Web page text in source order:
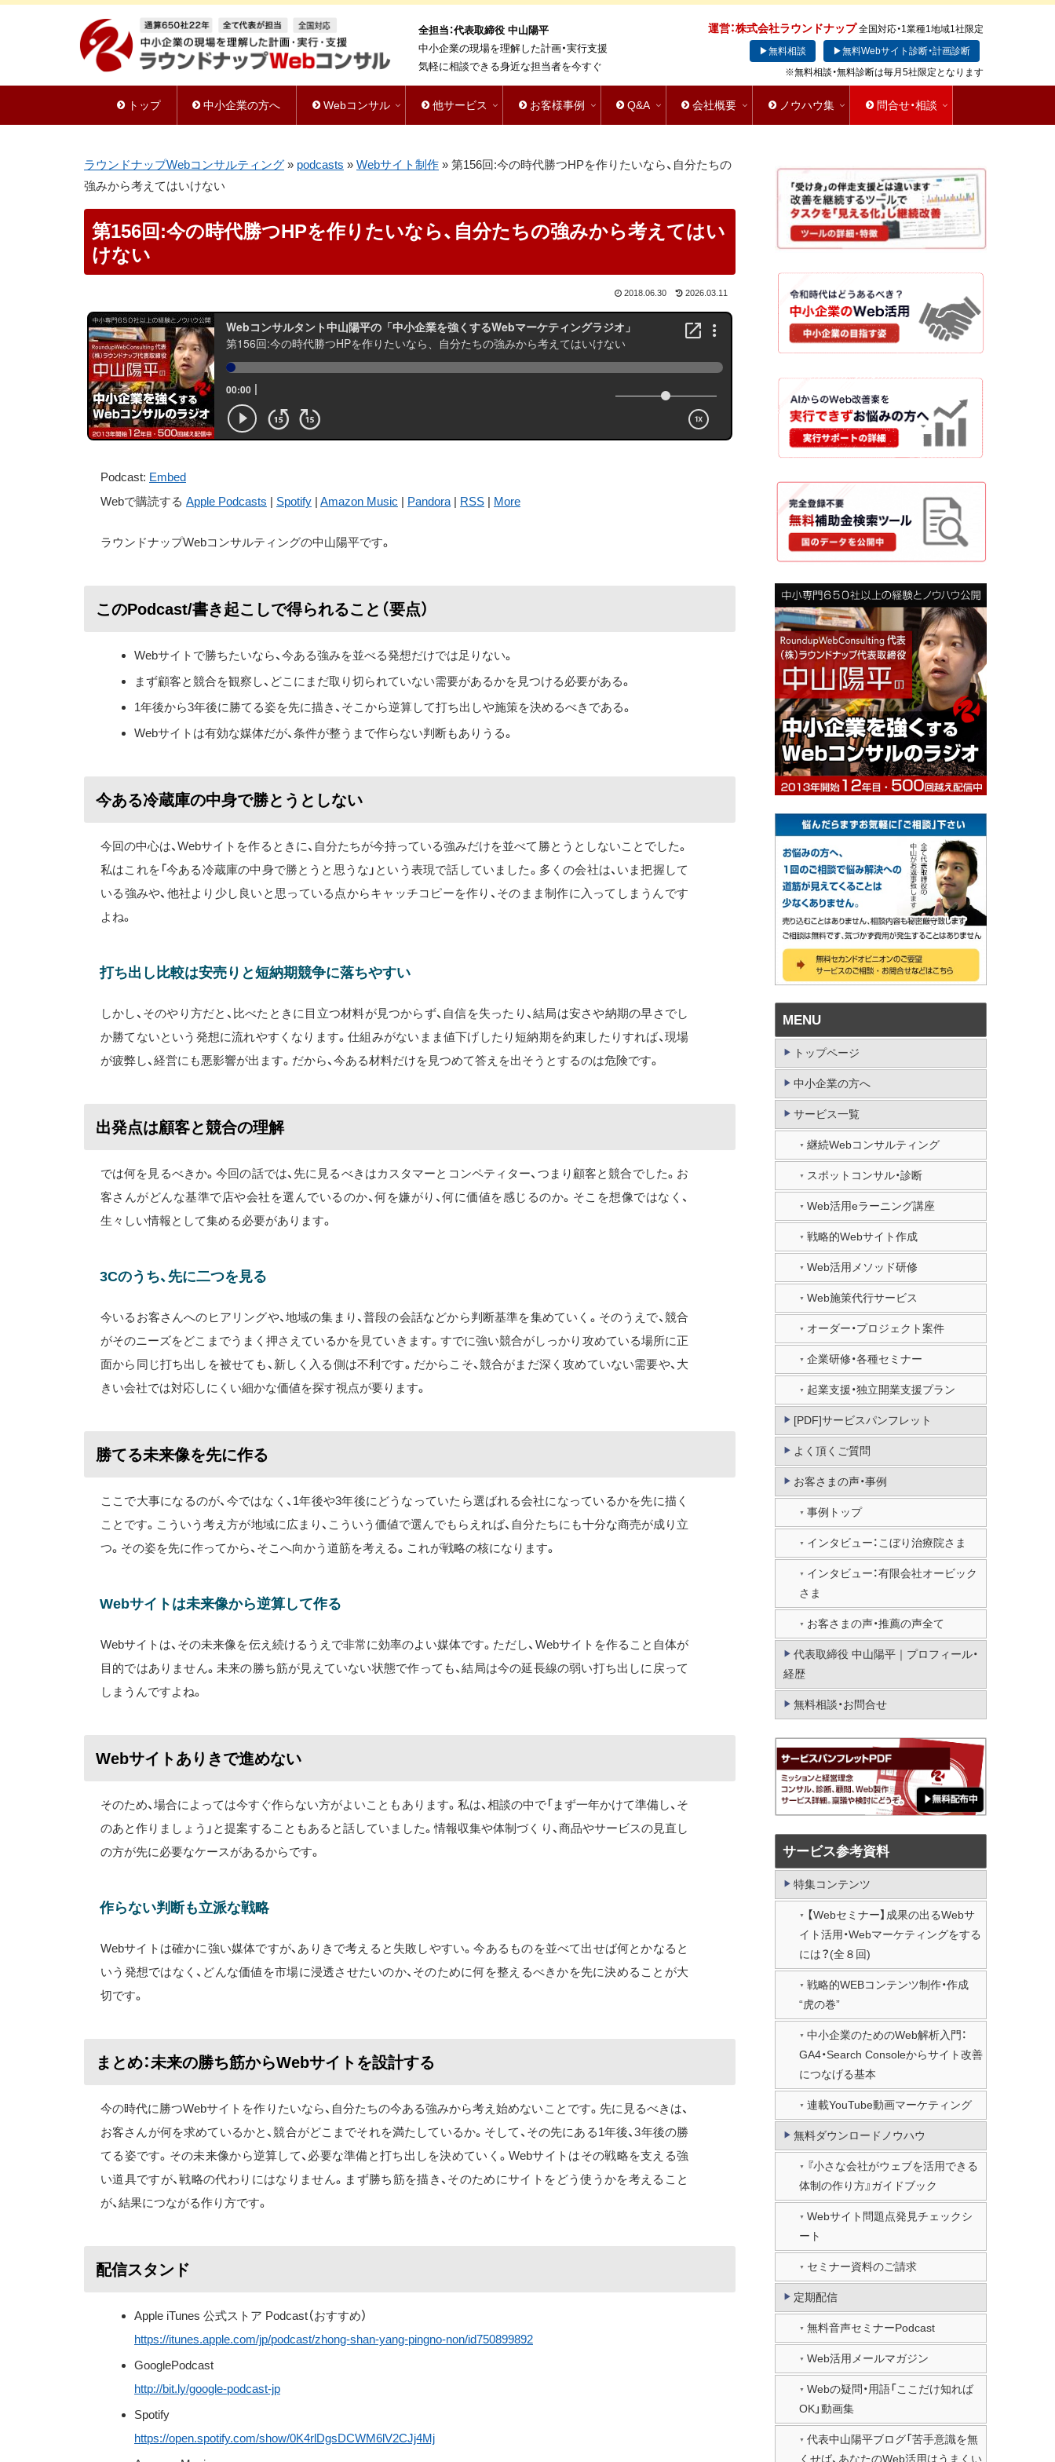
全担当：代表取締役 中山陽平
中小企業の現場を理解した計画・実行支援
気軽に相談できる身近な担当者を今すぐ
運営：株式会社ラウンドナップ 全国対応・1業種1地域1社限定
▶無料相談
▶無料Webサイト診断・計画診断
※無料相談・無料診断は毎月5社限定となります
トップ 中小企業の方へ Webコンサル 他サービス お客様事例 Q&A 会社概要 ノウハウ集 問合せ・相談
ラウンドナップWebコンサルティング » podcasts » Webサイト制作 » 第156回:今の時代勝つHPを作りたいなら、自分たちの
強みから考えてはいけない
第156回:今の時代勝つHPを作りたいなら、自分たちの強みから考えてはい
けない
2018.06.30 2026.03.11
Podcast: Embed
Webで購読する Apple Podcasts | Spotify | Amazon Music | Pandora | RSS | More
ラウンドナップWebコンサルティングの中山陽平です。
このPodcast/書き起こしで得られること（要点）
Webサイトで勝ちたいなら、今ある強みを並べる発想だけでは足りない。
まず顧客と競合を観察し、どこにまだ取り切られていない需要があるかを見つける必要がある。
1年後から3年後に勝てる姿を先に描き、そこから逆算して打ち出しや施策を決めるべきである。
Webサイトは有効な媒体だが、条件が整うまで作らない判断もありうる。
今ある冷蔵庫の中身で勝とうとしない
今回の中心は、Webサイトを作るときに、自分たちが今持っている強みだけを並べて勝とうとしないことでした。
私はこれを「今ある冷蔵庫の中身で勝とうと思うな」という表現で話していました。多くの会社は、いま把握して
いる強みや、他社より少し良いと思っている点からキャッチコピーを作り、そのまま制作に入ってしまうんです
よね。
打ち出し比較は安売りと短納期競争に落ちやすい
しかし、そのやり方だと、比べたときに目立つ材料が見つからず、自信を失ったり、結局は安さや納期の早さでし
か勝てないという発想に流れやすくなります。仕組みがないまま値下げしたり短納期を約束したりすれば、現場
が疲弊し、経営にも悪影響が出ます。だから、今ある材料だけを見つめて答えを出そうとするのは危険です。
出発点は顧客と競合の理解
では何を見るべきか。今回の話では、先に見るべきはカスタマーとコンペティター、つまり顧客と競合でした。お
客さんがどんな基準で店や会社を選んでいるのか、何を嫌がり、何に価値を感じるのか。そこを想像ではなく、
生々しい情報として集める必要があります。
3Cのうち、先に二つを見る
今いるお客さんへのヒアリングや、地域の集まり、普段の会話などから判断基準を集めていく。そのうえで、競合
がそのニーズをどこまでうまく押さえているかを見ていきます。すでに強い競合がしっかり攻めている場所に正
面から同じ打ち出しを被せても、新しく入る側は不利です。だからこそ、競合がまだ深く攻めていない需要や、大
きい会社では対応しにくい細かな価値を探す視点が要ります。
勝てる未来像を先に作る
ここで大事になるのが、今ではなく、1年後や3年後にどうなっていたら選ばれる会社になっているかを先に描く
ことです。こういう考え方が地域に広まり、こういう価値で選んでもらえれば、自分たちにも十分な商売が成り立
つ。その姿を先に作ってから、そこへ向かう道筋を考える。これが戦略の核になります。
Webサイトは未来像から逆算して作る
Webサイトは、その未来像を伝え続けるうえで非常に効率のよい媒体です。ただし、Webサイトを作ること自体が
目的ではありません。未来の勝ち筋が見えていない状態で作っても、結局は今の延長線の弱い打ち出しに戻って
しまうんですよね。
Webサイトありきで進めない
そのため、場合によっては今すぐ作らない方がよいこともあります。私は、相談の中で「まず一年かけて準備し、そ
のあと作りましょう」と提案することもあると話していました。情報収集や体制づくり、商品やサービスの見直し
の方が先に必要なケースがあるからです。
作らない判断も立派な戦略
Webサイトは確かに強い媒体ですが、ありきで考えると失敗しやすい。今あるものを並べて出せば何とかなると
いう発想ではなく、どんな価値を市場に浸透させたいのか、そのために何を整えるべきかを先に決めることが大
切です。
まとめ：未来の勝ち筋からWebサイトを設計する
今の時代に勝つWebサイトを作りたいなら、自分たちの今ある強みから考え始めないことです。先に見るべきは、
お客さんが何を求めているかと、競合がどこまでそれを満たしているか。そして、その先にある1年後、3年後の勝
てる姿です。その未来像から逆算して、必要な準備と打ち出しを決めていく。Webサイトはその戦略を支える強
い道具ですが、戦略の代わりにはなりません。まず勝ち筋を描き、そのためにサイトをどう使うかを考えること
が、結果につながる作り方です。
配信スタンド
Apple iTunes 公式ストア Podcast（おすすめ）
https://itunes.apple.com/jp/podcast/zhong-shan-yang-pingno-non/id750899892
GooglePodcast
http://bit.ly/google-podcast-jp
Spotify
https://open.spotify.com/show/0K4rlDgsDCWM6lV2CJj4Mj
MENU
トップページ
中小企業の方へ
サービス一覧
継続Webコンサルティング
スポットコンサル・診断
Web活用eラーニング講座
戦略的Webサイト作成
Web活用メソッド研修
Web施策代行サービス
オーダー・プロジェクト案件
企業研修・各種セミナー
起業支援・独立開業支援プラン
[PDF]サービスパンフレット
よく頂くご質問
お客さまの声・事例
事例トップ
インタビュー：こぼり治療院さま
インタビュー：有限会社オービック
さま
お客さまの声・推薦の声全て
代表取締役 中山陽平｜プロフィール・
経歴
無料相談・お問合せ
サービス参考資料
特集コンテンツ
【Webセミナー】成果の出るWebサ
イト活用・Webマーケティングをする
には？(全８回)
戦略的WEBコンテンツ制作・作成
“虎の巻”
中小企業のためのWeb解析入門：
GA4・Search Consoleからサイト改善
につなげる基本
連載YouTube動画マーケティング
無料ダウンロードノウハウ
『小さな会社がウェブを活用できる
体制の作り方』ガイドブック
Webサイト問題点発見チェックシ
ート
セミナー資料のご請求
定期配信
無料音声セミナーPodcast
Web活用メールマガジン
Webの疑問・用語「ここだけ知れば
OK」動画集
代表中山陽平ブログ「苦手意識を無
くせば、あなたのWeb活用はうまくい